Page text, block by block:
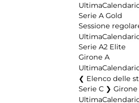
Ultima
Serie A Gold
Sessione
Ultima
Serie A2 Elite
Girone A
Ultima
Elenco delle
Serie C ❯ Girone
Ultima